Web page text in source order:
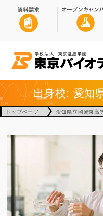
出身校: 愛知
トップページ 愛知県立岡崎東高